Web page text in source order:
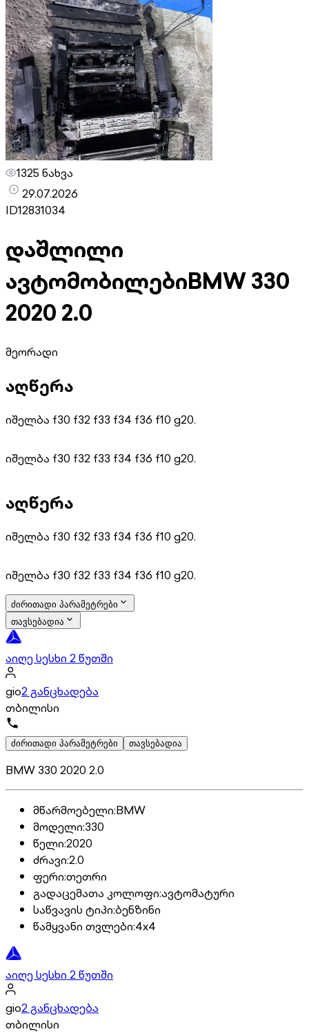
1325 ნახვა
29.07.2026
ID12831034
დაშლილი
ავტომობილებიBMW 330
2020 2.0
მეორადი
აღწერა
იშელბა f30 f32 f33 f34 f36 f10 g20.
იშელბა f30 f32 f33 f34 f36 f10 g20.
აღწერა
იშელბა f30 f32 f33 f34 f36 f10 g20.
იშელბა f30 f32 f33 f34 f36 f10 g20.
ძირითადი პარამეტრები
თავსებადია
აიღე სესხი 2 წუთში
gio2 განცხადება
თბილისი
ძირითადი პარამეტრები თავსებადია
BMW 330 2020 2.0
მწარმოებელი:BMW
მოდელი:330
წელი:2020
ძრავი:2.0
ფერი:თეთრი
გადაცემათა კოლოფი:ავტომატური
საწვავის ტიპი:ბენზინი
წამყვანი თვლები:4x4
აიღე სესხი 2 წუთში
gio2 განცხადება
თბილისი